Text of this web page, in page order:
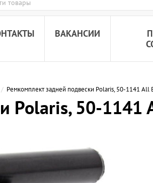
ВАКАНСИИ
/ Ремкомплект задней подвески Polaris, 50-1141 All
Polaris, 50-1141